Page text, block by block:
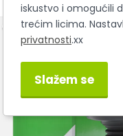
iskustvo i omogućili
trećim licima.
privatnosti.xx
Slažem se